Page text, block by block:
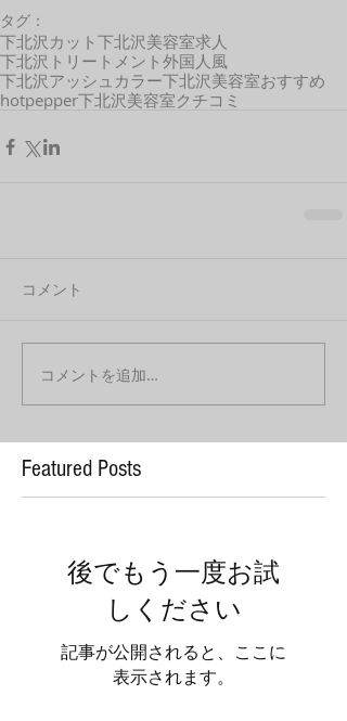
タグ：
下北沢カット 下北沢美容室求人
下北沢トリートメント 外国人風
下北沢アッシュカラー下北沢美容室おすすめ
hotpepper下北沢美容室クチコミ
コメント
コメントを追加…
Featured Posts
後でもう一度お試
しください
記事が公開されると、ここに
表示されます。